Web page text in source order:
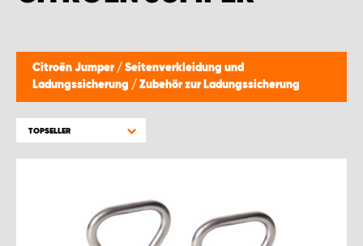
Citroën Jumper / Seitenverkleidung und
Ladungssicherung / Zubehör zur Ladungssicherung
TOPSELLER